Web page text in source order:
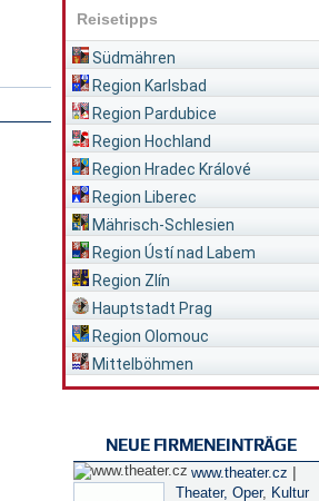
Reisetipps
Südmähren
Region Karlsbad
Region Pardubice
Region Hochland
Region Hradec Králové
Region Liberec
Mährisch-Schlesien
Region Ústí nad Labem
Region Zlín
Hauptstadt Prag
Region Olomouc
Mittelböhmen
NEUE FIRMENEINTRÄGE
www.theater.cz |
Theater, Oper, Kultur